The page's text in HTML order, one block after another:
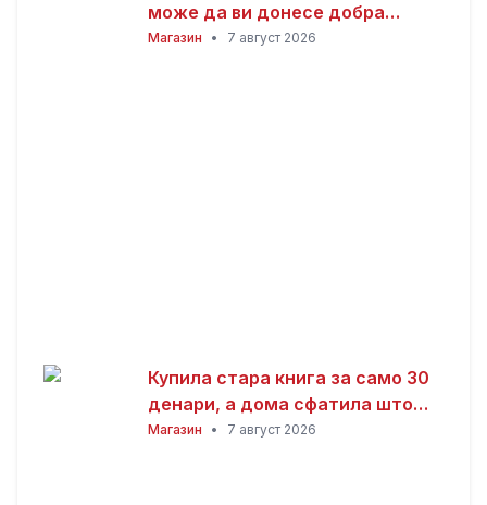
може да ви донесе добра
заработка од дома: Не ви треба
Магазин • 7 август 2026
Купила стара книга за само 30
денари, а дома сфатила што
всушност пронашла: „Како да
Магазин • 7 август 2026